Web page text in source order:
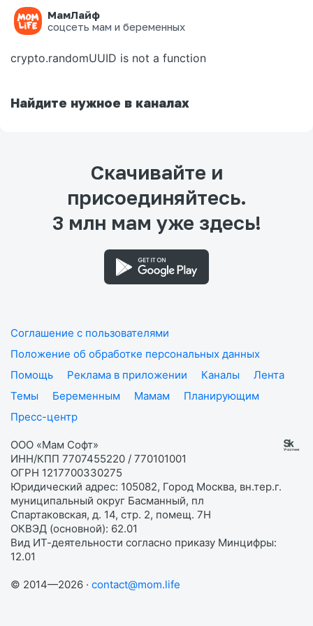
МамЛайф
соцсеть мам и беременных
Ошибка на странице
crypto.randomUUID is not a function
Найдите нужное в каналах
Скачивайте и
присоединяйтесь.
3 млн мам уже здесь!
Соглашение с пользователями
Положение об обработке персональных данных
Помощь
Реклама в приложении Каналы
Лента
Темы
Беременным Мамам
Планирующим
Пресс-центр
ООО «Мам Софт»
ИНН/КПП 7707455220 / 770101001
ОГРН 1217700330275
Юридический адрес: 105082, Город Москва, вн.тер.г.
муниципальный округ Басманный, пл
Спартаковская, д. 14, стр. 2, помещ. 7Н
ОКВЭД (основной): 62.01
Вид ИТ-деятельности согласно приказу Минцифры:
12.01
© 2014—2026 · contact@mom.life